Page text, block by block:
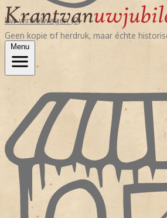
Uw winkelwagen (0)
Geen kopie of herdruk, maar échte
Menu